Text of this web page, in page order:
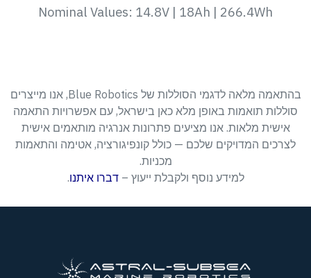
Nominal Values: 14.8V | 18Ah | 266.4Wh
בהתאמה מלאה לדגמי הסוללות של Blue Robotics, אנו מייצרים
סוללות תואמות באופן מלא כאן בישראל, עם אפשרויות התאמה
אישית מלאות. אנו מציעים פתרונות אנרגיה מותאמים אישית
לצרכים המדויקים שלכם — כולל קונפיגורציה, אטימה והתאמות
מכניות.
למידע נוסף ולקבלת ייעוץ –דברו איתנו.